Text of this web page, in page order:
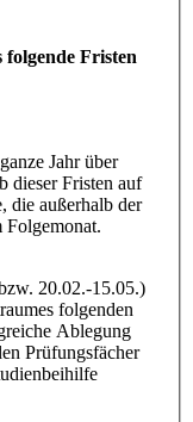
Fristen
Jahr über
dieser Fristen auf
die außerhalb der
Folgemonat.
20.02.-15.05.)
folgenden
Ablegung
Prüfungsfächer